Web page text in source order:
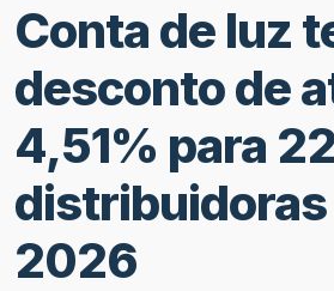
Conta de luz
desconto de
4,51% para 22
distribuidoras
2026